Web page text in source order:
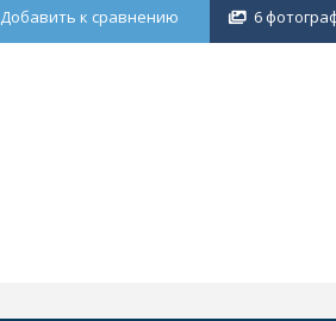
Добавить к сравнению 6